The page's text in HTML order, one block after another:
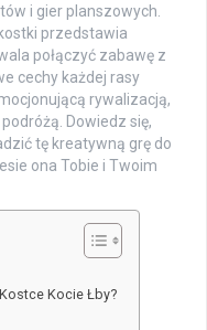
i gier planszowych.
przedstawia
połączyć zabawę z
cechy każdej rasy
rywalizacją,
Dowiedz się,
tę kreatywną grę do
ona Tobie i Twoim
Kocie Łby?